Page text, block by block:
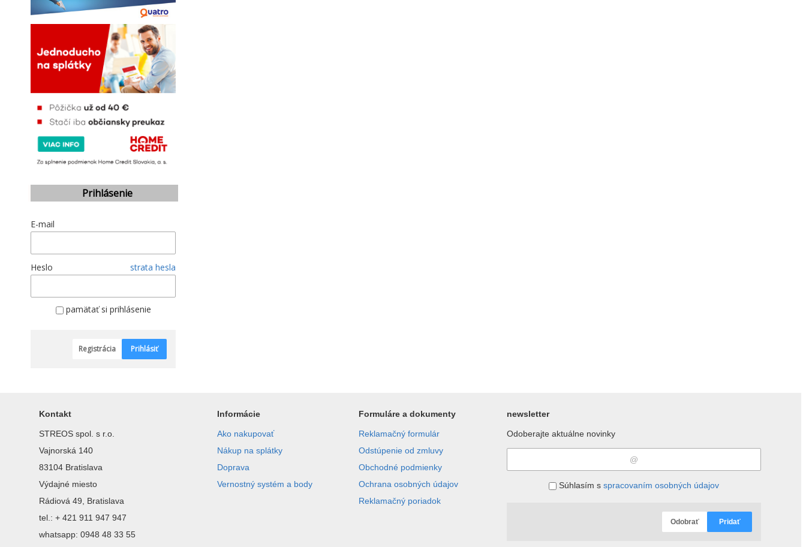
Prihlásenie
E-mail
Heslo strata hesla
pamätať si prihlásenie
Registrácia Prihlásiť
Kontakt
STREOS spol. s r.o.
Vajnorská 140
83104 Bratislava
Výdajné miesto
Rádiová 49, Bratislava
tel.: + 421 911 947 947
whatsapp: 0948 48 33 55
Informácie
Ako nakupovať
Nákup na splátky
Doprava
Vernostný systém a body
Formuláre a dokumenty
Reklamačný formulár
Odstúpenie od zmluvy
Obchodné podmienky
Ochrana osobných údajov
Reklamačný poriadok
newsletter
Odoberajte aktuálne novinky
Súhlasím s spracovaním osobných údajov
Odobrať Pridať